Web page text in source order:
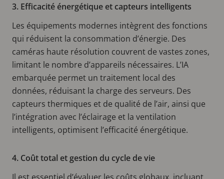
3. Efficacité énergétique et capteurs intelligents
Les équipements modernes intègrent des fonctions
qui réduisent la consommation d’énergie. Des
caméras haute résolution couvrent de vastes zones,
limitant le nombre d’appareils nécessaires. L’IA
embarquée permet un traitement local des
données, réduisant la charge des serveurs. Des
capteurs thermiques et de qualité de l’air, ainsi que
l’intégration avec l’éclairage et la ventilation
intelligents, optimisent l’efficacité énergétique.
4. Coût total et gestion du cycle de vie
Il est essentiel d’évaluer les coûts globaux, incluant